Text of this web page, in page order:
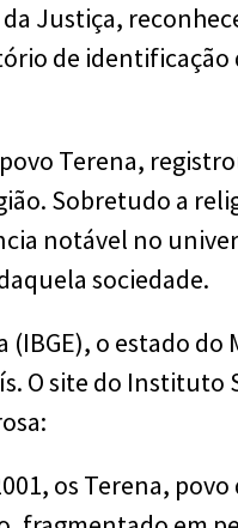
Justiça,
de identificação
Terena,
Sobretudo a
notável no
sociedade.
o estado do
O site do Instituto
os Terena,